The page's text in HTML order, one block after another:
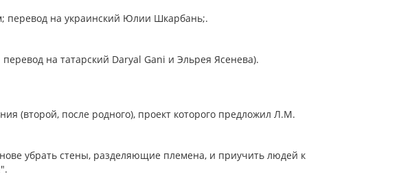
перевод на украинский Юлии Шкарбань;.
на татарский Daryal Gani и Эльрея Ясенева).
(второй, после родного), проект которого предложил Л.М.
убрать стены, разделяющие племена, и приучить людей к